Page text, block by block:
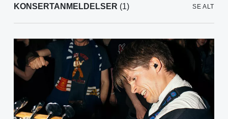
KONSERTANMELDELSER (1) SE ALT